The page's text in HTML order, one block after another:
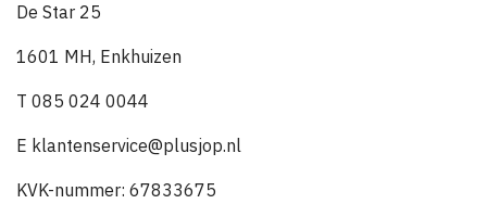
De Star 25
1601 MH, Enkhuizen
T 085 024 0044
E klantenservice@plusjop.nl
KVK-nummer: 67833675